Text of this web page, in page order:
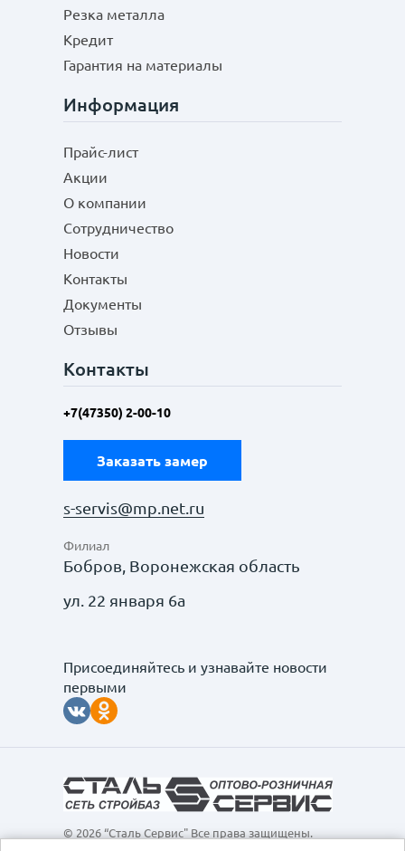
Резка металла
Кредит
Гарантия на материалы
Информация
Прайс-лист
Акции
О компании
Сотрудничество
Новости
Контакты
Документы
Отзывы
Контакты
+7(47350) 2-00-10
Заказать замер
s-servis@mp.net.ru
Филиал
Бобров, Воронежская область
ул. 22 января 6а
Присоединяйтесь и узнавайте новости
первыми
© 2026 “Сталь Сервис" Все права защищены.